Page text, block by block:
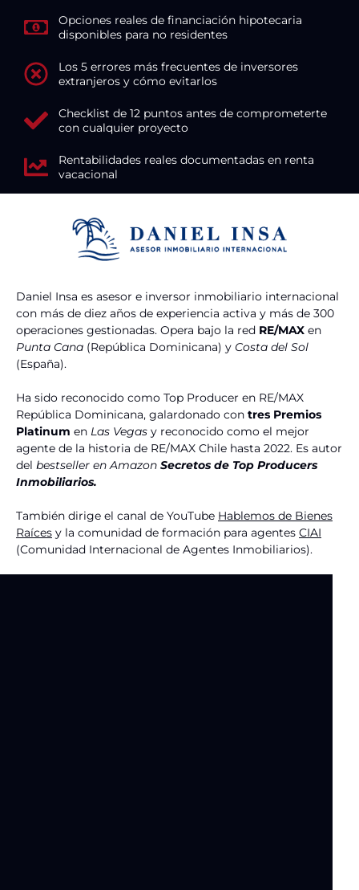
Opciones reales de financiación hipotecaria
disponibles para no residentes
Los 5 errores más frecuentes de inversores
extranjeros y cómo evitarlos
Checklist de 12 puntos antes de comprometerte
con cualquier proyecto
Rentabilidades reales documentadas en renta
vacacional
Daniel Insa es asesor e inversor inmobiliario internacional
con más de diez años de experiencia activa y más de 300
operaciones gestionadas. Opera bajo la red RE/MAX en
Punta Cana (República Dominicana) y Costa del Sol
(España).
Ha sido reconocido como Top Producer en RE/MAX
República Dominicana, galardonado con tres Premios
Platinum en Las Vegas y reconocido como el mejor
agente de la historia de RE/MAX Chile hasta 2022. Es autor
del bestseller en Amazon Secretos de Top Producers
Inmobiliarios.
También dirige el canal de YouTube Hablemos de Bienes
Raíces y la comunidad de formación para agentes CIAI
(Comunidad Internacional de Agentes Inmobiliarios).